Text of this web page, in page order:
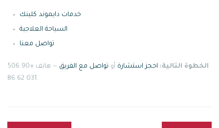
خدمات دايموند كلينك
السياحة العلاجية
تواصل معنا
الخطوة التالية: احجز استشارة أو تواصل مع الفريق
— هاتف +90 506
031 62 86.